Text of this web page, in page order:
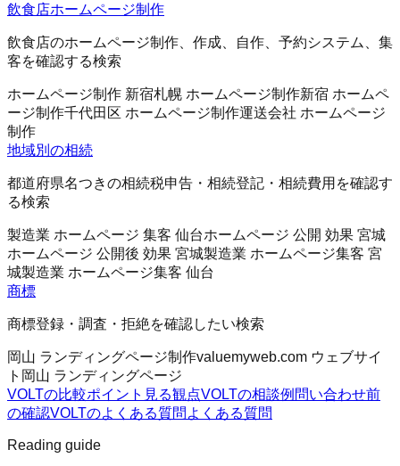
飲食店ホームページ制作
飲食店のホームページ制作、作成、自作、予約システム、集
客を確認する検索
ホームページ制作 新宿札幌 ホームページ制作新宿 ホームペ
ージ制作千代田区 ホームページ制作運送会社 ホームページ
制作
地域別の相続
都道府県名つきの相続税申告・相続登記・相続費用を確認す
る検索
製造業 ホームページ 集客 仙台ホームページ 公開 効果 宮城
ホームページ 公開後 効果 宮城製造業 ホームページ集客 宮
城製造業 ホームページ集客 仙台
商標
商標登録・調査・拒絶を確認したい検索
岡山 ランディングページ制作valuemyweb.com ウェブサイ
ト 岡山 ランディングページ
VOLTの比較ポイント 見る観点VOLTの相談例 問い合わせ前
の確認VOLTのよくある質問 よくある質問
Reading guide